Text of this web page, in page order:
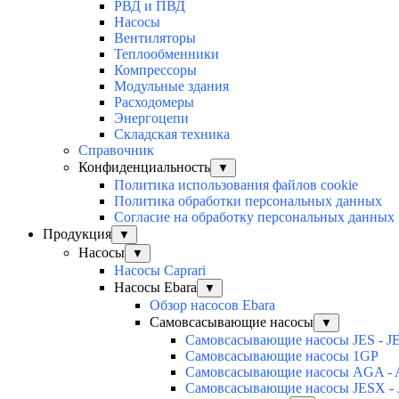
РВД и ПВД
Насосы
Вентиляторы
Теплообменники
Компрессоры
Модульные здания
Расходомеры
Энергоцепи
Складская техника
Справочник
Конфиденциальность
▼
Политика использования файлов cookie
Политика обработки персональных данных
Согласие на обработку персональных данных
Продукция
▼
Насосы ▼
Насосы Caprari
Насосы Ebara
▼
Обзор насосов Ebara
Самовсасывающие насосы
▼
Самовсасывающие насосы JES - JE
Самовсасывающие насосы 1GP
Самовсасывающие насосы AGA -
Самовсасывающие насосы JESX -